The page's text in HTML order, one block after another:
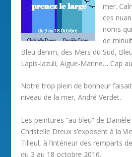
mer.
ces
noms
de
Bleu denim, des Mers du Sud,
Lapis-lazuli, Aigue-Marine… Cap
Notre trop plein de bonheur
niveau de la mer, André Verdet.
Les peintures “au bleu” de
Christelle Dreux s’exposent à la
Tilleul, à l’intérieur des remparts
du 3 au 18 octobre 2016.